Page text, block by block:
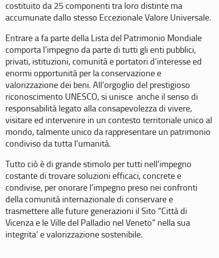
costituito da 25 componenti tra loro distinte ma
accumunate dallo stesso Eccezionale Valore Universale.
Entrare a fa parte della Lista del Patrimonio Mondiale
comporta l’impegno da parte di tutti gli enti pubblici,
privati, istituzioni, comunità e portatori d’interesse ed
enormi opportunità per la conservazione e
valorizzazione dei beni. All’orgoglio del prestigioso
riconoscimento UNESCO, si unisce anche il senso di
responsabilità legato alla consapevolezza di vivere,
visitare ed intervenire in un contesto territoriale unico al
mondo, talmente unico da rappresentare un patrimonio
condiviso da tutta l’umanità.
Tutto ciò è di grande stimolo per tutti nell’impegno
costante di trovare soluzioni efficaci, concrete e
condivise, per onorare l’impegno preso nei confronti
della comunità internazionale di conservare e
trasmettere alle future generazioni il Sito “Città di
Vicenza e le Ville del Palladio nel Veneto” nella sua
integrita’ e valorizzazione sostenibile.